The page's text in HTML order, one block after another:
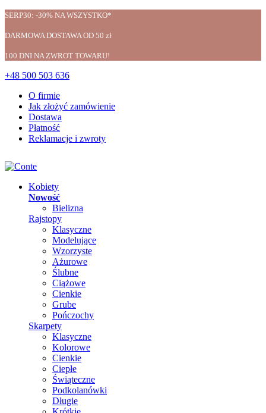
SERP30: -30% NA WSZYSTKO*
DARMOWA DOSTAWA OD 50 zł
100 DNI NA ZWROT TOWARU!
+48 500 503 636
O firmie
Jak złożyć zamówienie
Dostawa
Płatność
Reklamacje i zwroty
Kobiety
Nowość
Bielizna
Rajstopy
Klasyczne
Modelujące
Wzorzyste
Ażurowe
Ślubne
Ciążowe
Cienkie
Grube
Pończochy
Skarpety
Klasyczne
Kolorowe
Cienkie
Ciepłe
Świąteczne
Podkolanówki
Długie